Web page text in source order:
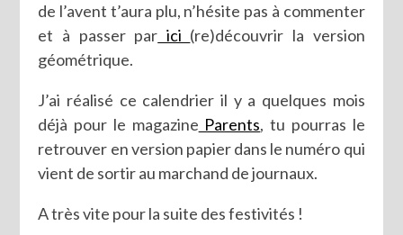
de l’avent t’aura plu, n’hésite pas à commenter
et à passer par ici (re)découvrir la version
géométrique.
J’ai réalisé ce calendrier il y a quelques mois
déjà pour le magazine Parents, tu pourras le
retrouver en version papier dans le numéro qui
vient de sortir au marchand de journaux.
A très vite pour la suite des festivités !